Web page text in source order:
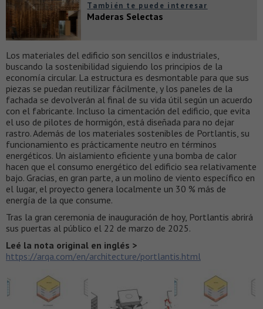
También te puede interesar
Maderas Selectas
Los materiales del edificio son sencillos e industriales,
buscando la sostenibilidad siguiendo los principios de la
economía circular. La estructura es desmontable para que sus
piezas se puedan reutilizar fácilmente, y los paneles de la
fachada se devolverán al final de su vida útil según un acuerdo
con el fabricante. Incluso la cimentación del edificio, que evita
el uso de pilotes de hormigón, está diseñada para no dejar
rastro. Además de los materiales sostenibles de Portlantis, su
funcionamiento es prácticamente neutro en términos
energéticos. Un aislamiento eficiente y una bomba de calor
hacen que el consumo energético del edificio sea relativamente
bajo. Gracias, en gran parte, a un molino de viento específico en
el lugar, el proyecto genera localmente un 30 % más de
energía de la que consume.
Tras la gran ceremonia de inauguración de hoy, Portlantis abrirá
sus puertas al público el 22 de marzo de 2025.
Leé la nota original en inglés >
https://arqa.com/en/architecture/portlantis.html